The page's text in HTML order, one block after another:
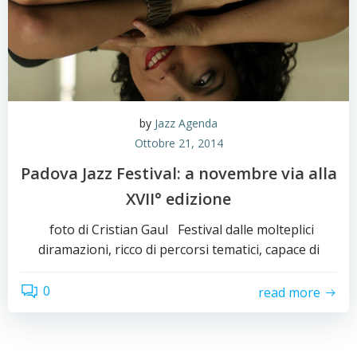
by Jazz Agenda
Ottobre 21, 2014
Padova Jazz Festival: a novembre via alla
XVII° edizione
foto di Cristian Gaul Festival dalle molteplici
diramazioni, ricco di percorsi tematici, capace di
0 read more